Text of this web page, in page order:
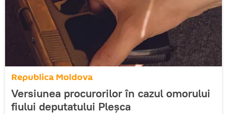
Republica Moldova
Versiunea procurorilor în cazul omorului
fiului deputatului Pleşca